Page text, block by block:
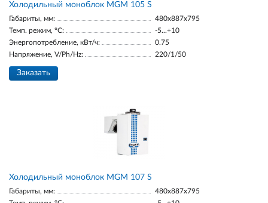
Холодильный моноблок MGM 105 S
Габариты, мм:
480x887x795
Темп. режим, °С:
-5...+10
Энергопотребление, кВт/ч:
0.75
Напряжение, V/Ph/Hz:
220/1/50
Заказать
Холодильный моноблок MGM 107 S
Габариты, мм:
480x887x795